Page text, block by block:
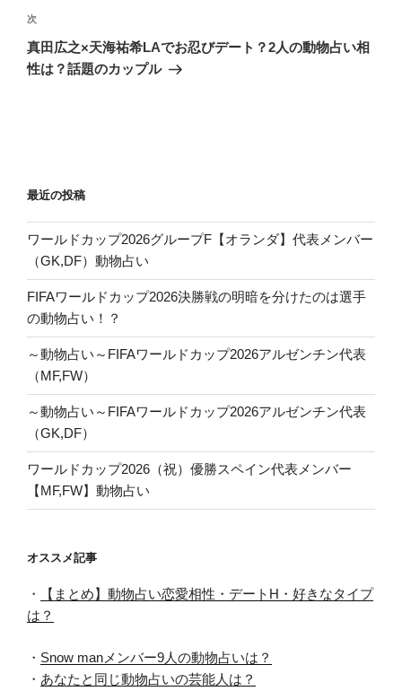
ゲ
ー
シ
次
の
投
次
真田広之×天海祐希LAでお忍びデート？2人の動物占い相
性は？話題のカップル
最近の投稿
ワールドカップ2026グループF【オランダ】代表メンバー
（GK,DF）動物占い
FIFAワールドカップ2026決勝戦の明暗を分けたのは選手
の動物占い！？
～動物占い～FIFAワールドカップ2026アルゼンチン代表
（MF,FW）
～動物占い～FIFAワールドカップ2026アルゼンチン代表
（GK,DF）
ワールドカップ2026（祝）優勝スペイン代表メンバー
【MF,FW】動物占い
オススメ記事
・
【まとめ】動物占い恋愛相性・デートH・好きなタイプ
は？
・ Snow manメンバー9人の動物占いは？
・ あなたと同じ動物占いの芸能人は？